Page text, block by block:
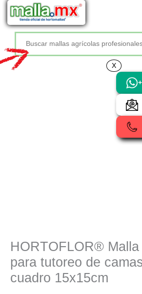
contenido
HORTOFLOR®
para tutoreo de
cuadro 15x15cm
+52
X